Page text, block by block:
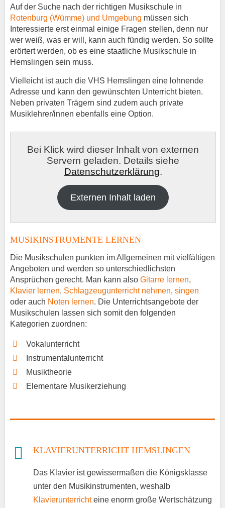
Auf der Suche nach der richtigen Musikschule in
Rotenburg (Wümme) und Umgebung müssen sich
Interessierte erst einmal einige Fragen stellen, denn nur
wer weiß, was er will, kann auch fündig werden. So sollte
erörtert werden, ob es eine staatliche Musikschule in
Hemslingen sein muss.
Vielleicht ist auch die VHS Hemslingen eine lohnende
Adresse und kann den gewünschten Unterricht bieten.
Neben privaten Trägern sind zudem auch private
Musiklehrer/innen ebenfalls eine Option.
Bei Klick wird dieser Inhalt von externen
Servern geladen. Details siehe
Datenschutzerklärung.
Externen Inhalt laden
MUSIKINSTRUMENTE LERNEN
Die Musikschulen punkten im Allgemeinen mit vielfältigen
Angeboten und werden so unterschiedlichsten
Ansprüchen gerecht. Man kann also Gitarre lernen,
Klavier lernen, Schlagzeugunterricht nehmen, singen
oder auch Noten lernen. Die Unterrichtsangebote der
Musikschulen lassen sich somit den folgenden
Kategorien zuordnen:
Vokalunterricht
Instrumentalunterricht
Musiktheorie
Elementare Musikerziehung
KLAVIERUNTERRICHT HEMSLINGEN
Das Klavier ist gewissermaßen die Königsklasse
unter den Musikinstrumenten, weshalb
Klavierunterrichteine enorm große Wertschätzung